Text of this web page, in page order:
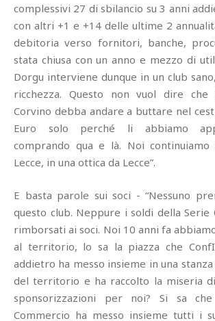
complessivi 27 di sbilancio su 3 anni
con altri +1 e +14 delle ultime 2
debitoria verso fornitori, banche,
stata chiusa con un anno e mezzo di
Dorgu interviene dunque in un club
ricchezza. Questo non vuol dire
Corvino debba andare a buttare nel
Euro solo perché li abbiamo
comprando qua e là. Noi
Lecce, in una ottica da Lecce”.
E basta parole sui soci - “Nessuno
questo club. Neppure i soldi della Serie
rimborsati ai soci. Noi 10 anni fa
al territorio, lo sa la piazza che
addietro ha messo insieme in una
del territorio e ha raccolto la miseria
sponsorizzazioni per noi? Si sa
Commercio ha messo insieme tutti i